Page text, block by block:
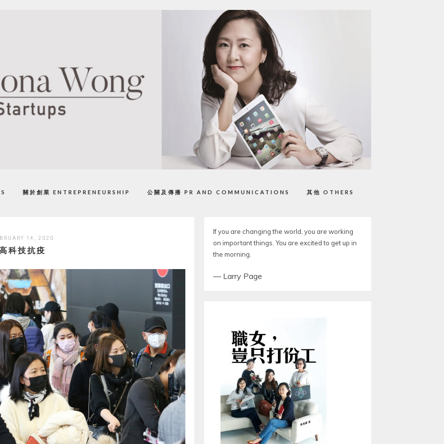
關於創業 ENTREPRENEURSHIP 公關及傳播 PR AND COMMUNICATIONS 其他 OTHERS
14, 2020
科技抗疫
If you are changing the world, you are working
on important things. You are excited to get up in
the morning.
— Larry Page